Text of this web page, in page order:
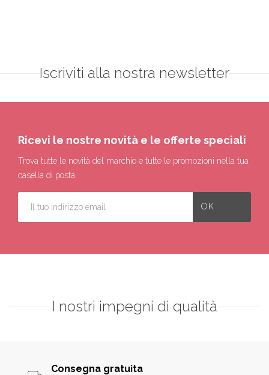
Iscriviti alla nostra newsletter
Ricevi le nostre novità e le offerte speciali
Trova tutte le novità del marchio e tutte le promozioni nella tua
casella di posta.
I nostri impegni di qualità
Consegna gratuita